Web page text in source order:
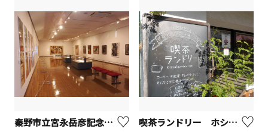
秦野市立宮永岳彦記念美術館【秦野市】 喫茶ランドリー ホシノタニ団地【座間市】